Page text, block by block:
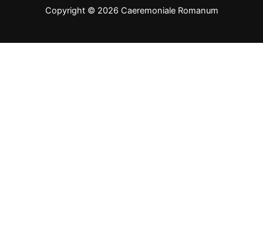
Copyright © 2026 Caeremoniale Romanum